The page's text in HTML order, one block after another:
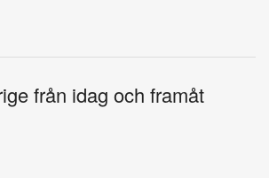
från idag och framåt